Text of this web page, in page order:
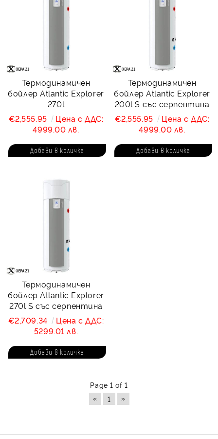
Термодинамичен
бойлер Atlantic Explorer
270l
€2,555.95
Цена с ДДС:
4999.00 лв.
Термодинамичен
бойлер Atlantic Explorer
200l S със серпентина
€2,555.95
Цена с ДДС:
4999.00 лв.
Термодинамичен
бойлер Atlantic Explorer
270l S със серпентина
€2,709.34
Цена с ДДС:
5299.01 лв.
Page 1 of 1
«
1 »